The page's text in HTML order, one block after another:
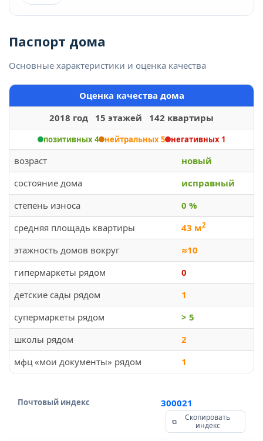
Паспорт дома
Основные характеристики и оценка качества
Оценка качества дома
2018 год 15 этажей 142 квартиры
позитивных 4 нейтральных 5 негативных 1
возраст
новый
состояние дома
исправный
степень износа
0 %
средняя площадь квартиры
43 м2
этажность домов вокруг
≈10
гипермаркеты рядом
0
детские сады рядом
1
супермаркеты рядом
> 5
школы рядом
2
мфц «мои документы» рядом
1
Почтовый индекс 300021
Скопировать
индекс